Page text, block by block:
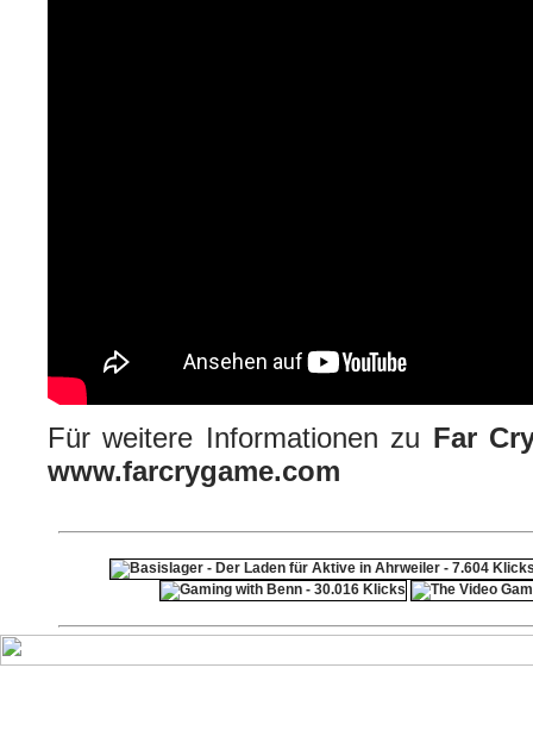
Für weitere Informationen zu Far
www.farcrygame.com